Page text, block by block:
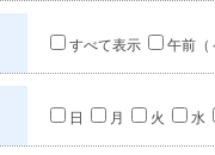
すべて表示 午前（
日 月 火 水